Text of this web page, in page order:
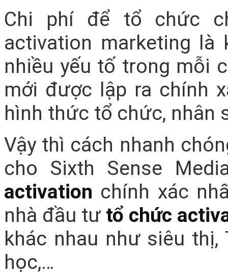
Chi phí để tổ chức
activation marketing là
nhiều yếu tố trong mỗi
mới được lập ra chính
hình thức tổ chức, nhân
Vậy thì cách nhanh
cho Sixth Sense
activation chính xác
nhà đầu tư tổ chức
khác nhau như siêu thị,
học,…